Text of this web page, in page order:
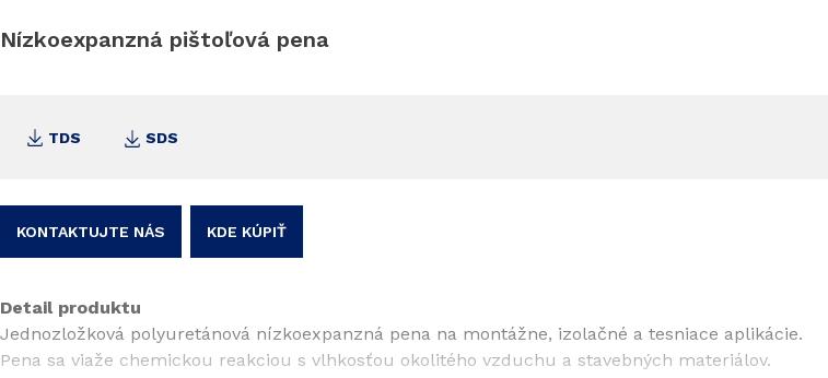
Nízkoexpanzná pištoľová pena
TDS SDS
KONTAKTUJTE NÁS KDE KÚPIŤ
Detail produktu
Jednozložková polyuretánová nízkoexpanzná pena na montážne, izolačné a tesniace aplikácie.
Pena sa viaže chemickou reakciou s vlhkosťou okolitého vzduchu a stavebných materiálov.